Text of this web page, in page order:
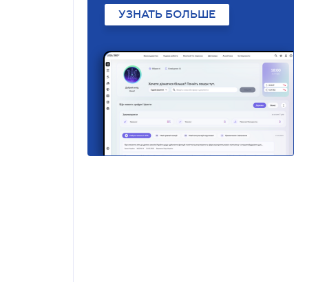
УЗНАТЬ БОЛЬШЕ